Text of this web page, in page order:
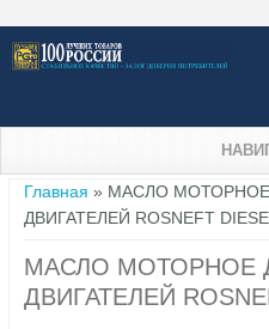
Вы здесь
Главная » МАСЛО
ДВИГАТЕЛЕЙ ROSNEFT
МАСЛО МОТОРНОЕ
ДВИГАТЕЛЕЙ